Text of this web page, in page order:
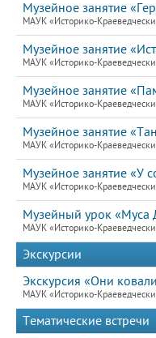
Музейное занятие
МАУК «Историко-
Музейное занятие
МАУК «Историко-
Музейное занятие
МАУК «Историко-
Музейное занятие
МАУК «Историко-
Музейное занятие «У
МАУК «Историко-
Музейный урок «Муса
МАУК «Историко-
Экскурсии
Экскурсия «Они
МАУК «Историко-
Тематические встречи